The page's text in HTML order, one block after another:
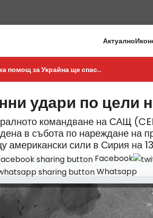
Актуално
акцентираха само върху ед..
да поеме по-голяма ..
помощ за Украйна ще спас..
е укрепване на противов..
да подкрепяме Украйн..
истински приятел на Изра..
картела „Халиско Н..
терор е безмилостен, сис..
ще започнем кампания с..
удари по цели
командване на САЩ
в събота по нареждане на
сили в Сирия на
Facebook
Whatsapp